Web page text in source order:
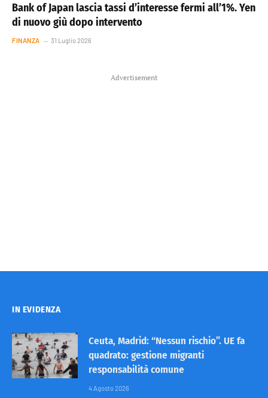
Bank of Japan lascia tassi d’interesse fermi all’1%. Yen
di nuovo giù dopo intervento
FINANZA 31 Luglio 2026
Advertisement
IN EVIDENZA
Ceuta, Madrid: “Nessun rischio”. UE fa
quadrato: gestione migranti
responsabilità comune
4 Agosto 2026